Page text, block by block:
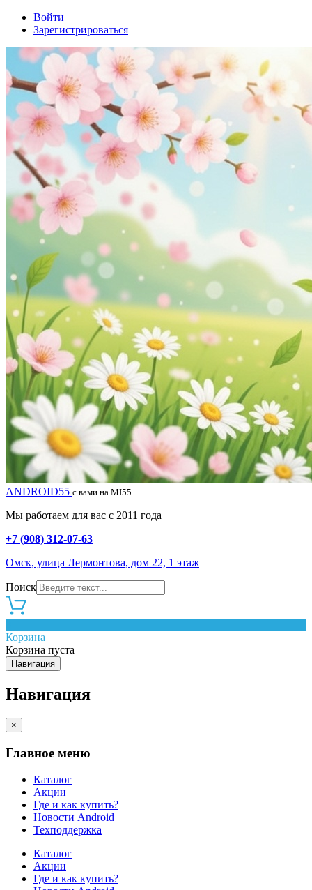
Войти
Зарегистрироваться
ANDROID55 с вами на MI55
Мы работаем для вас с 2011 года
+7 (908) 312-07-63
Омск, улица Лермонтова, дом 22, 1 этаж
Поиск
Корзина
Корзина пуста
Навигация
Навигация
×
Главное меню
Каталог
Акции
Где и как купить?
Новости Android
Техподдержка
Каталог
Акции
Где и как купить?